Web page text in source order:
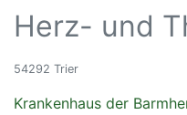
Herz- und
54292 Trier
Krankenhaus der